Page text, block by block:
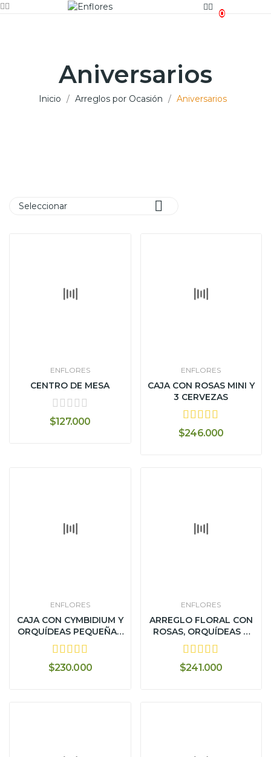
0
Aniversarios
Inicio Arreglos por Ocasión Aniversarios
Seleccionar 
ENFLORES
CENTRO DE MESA
$127.000
ENFLORES
CAJA CON ROSAS MINI Y
3 CERVEZAS
$246.000
ENFLORES
CAJA CON CYMBIDIUM Y
ORQUÍDEAS PEQUEÑAS
-...
$230.000
ENFLORES
ARREGLO FLORAL CON
ROSAS, ORQUÍDEAS Y
FLORES...
$241.000